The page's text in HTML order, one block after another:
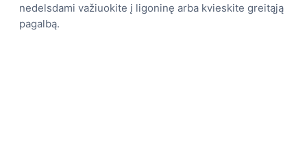
nedelsdami važiuokite į ligoninę arba kvieskite greitąją
pagalbą.